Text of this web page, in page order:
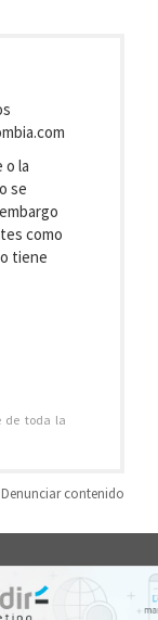
o la
se
como
tiene
de toda la
Denunciar contenido